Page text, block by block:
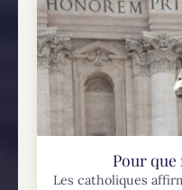
Pour que
Les catholiques